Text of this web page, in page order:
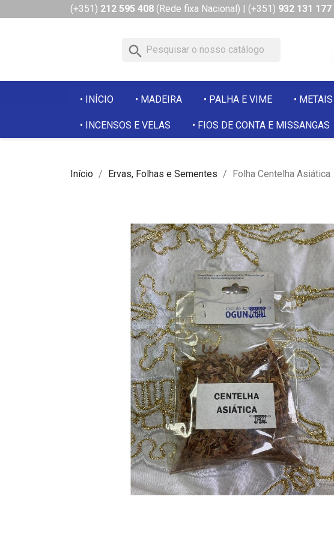
(+351) 212 595 408 (Rede fixa Nacional) | (+351) 932 131 177
search
INÍCIO MADEIRA PALHA E VIME METAIS
INCENSOS E VELAS FIOS DE CONTA E MISSANGAS
Início Ervas, Folhas e Sementes Folha Centelha Asiática